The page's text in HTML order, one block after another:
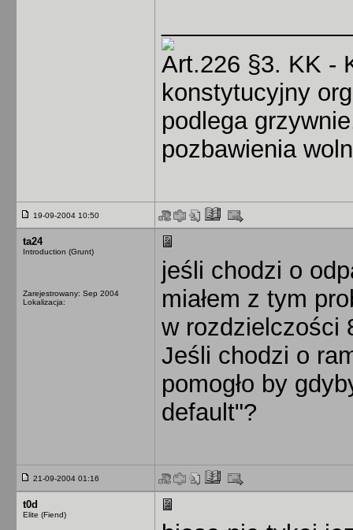
Art.226 §3. KK -
konstytucyjny
podlega
pozbawienia
19-09-2004 10:50
ta24
Introduction (Grunt)
Zarejestrowany: Sep 2004
Lokalizacja:
jeśli chodzi o
miałem z tym
w rozdzielczości
Jeśli chodzi o
pomogło by
default"?
21-09-2004 01:16
t0d
Elite (Fiend)